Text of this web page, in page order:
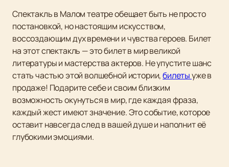
Спектакль в Малом театре обещает быть не просто
постановкой, но настоящим искусством,
воссоздающим дух времени и чувства героев. Билет
на этот спектакль — это билет в мир великой
литературы и мастерства актеров. Не упустите шанс
стать частью этой волшебной истории,билетыуже в
продаже! Подарите себе и своим близким
возможность окунуться в мир, где каждая фраза,
каждый жест имеют значение. Это событие, которое
оставит навсегда след в вашей душе и наполнит её
глубокими эмоциями.